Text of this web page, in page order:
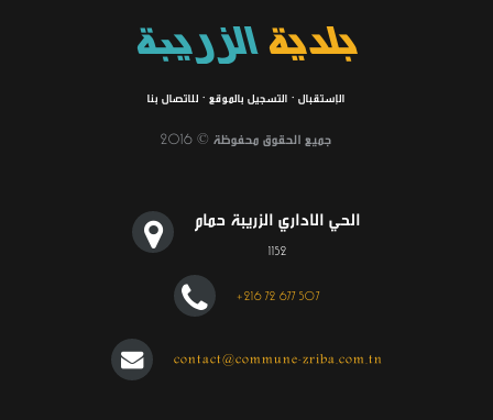
بلديةالزريبة
للاتصال بنا · التسجيل بالموقع · الإستقبال
جميع الحقوق محفوظة © 2016
الحي الاداري الزريبة حمام
1152
+216 72 677 507
contact@commune-zriba.com.tn